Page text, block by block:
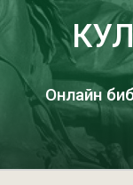
Онлайн